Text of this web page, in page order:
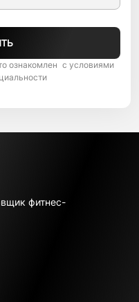
ознакомлен с условиями
фитнес-